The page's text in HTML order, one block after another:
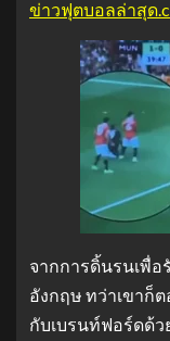
ข่าวฟุตบอลล่าสุด
จากการดิ้นรนเพื่
อังกฤษ ทว่าเขาก็
กับเบรนท์ฟอร์ดด้